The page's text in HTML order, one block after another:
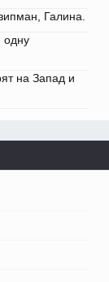
Галина.
одну
на Запад и